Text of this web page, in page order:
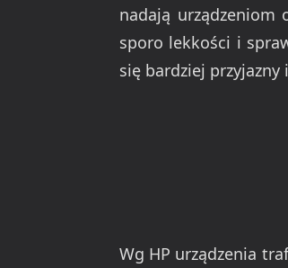
nadają urządzeniom
sporo lekkości i
się bardziej
Wg HP urządzenia